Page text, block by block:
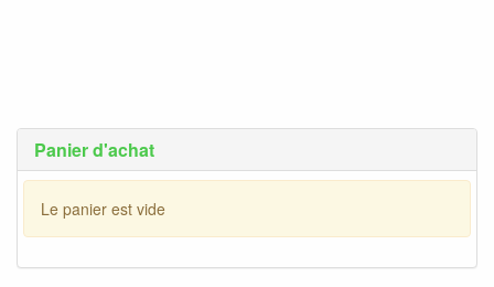
Panier d'achat
Le panier est vide